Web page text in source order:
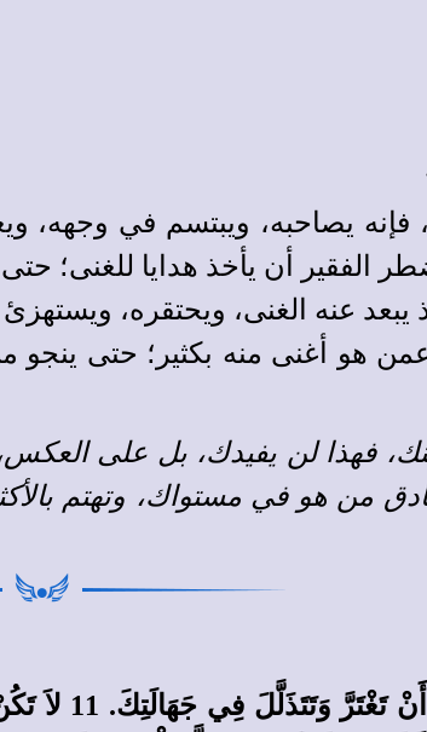
فإنه يصاحبه، ويبتسم في وجهه،
الفقير أن يأخذ هدايا للغنى؛
يبعد عنه الغنى، ويحتقره،
عمن هو أغنى منه بكثير؛ حتى
فهذا لن يفيدك، بل على
من هو في مستواك، وتهتم